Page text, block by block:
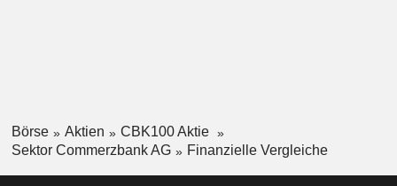
Börse Aktien
CBK100 Aktie
Sektor Commerzbank AG
Finanzielle Vergleiche